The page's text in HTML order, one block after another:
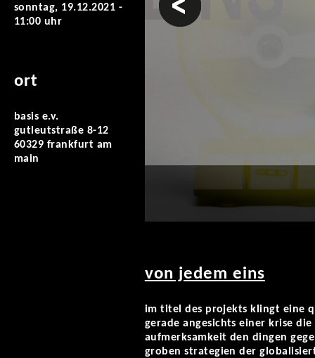
sonntag, 19.12.2021 -
11:00 uhr
ort
basis e.v.
gutleutstraße 8-12
60329 frankfurt am
main
von jedem eins
im titel des projekts klingt eine
gerade angesichts einer krise
aufmerksamkeit den dingen
groben strategien der